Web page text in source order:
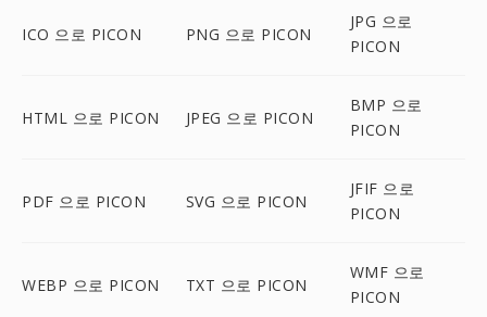
ICO 으로 PICON PNG 으로 PICON
JPG 으로
PICON
HTML 으로 PICON JPEG 으로 PICON
BMP 으로
PICON
PDF 으로 PICON SVG 으로 PICON
JFIF 으로
PICON
WEBP 으로 PICON TXT 으로 PICON
WMF 으로
PICON